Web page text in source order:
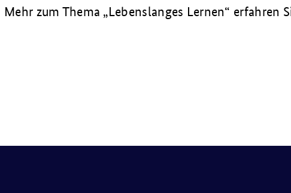
Mehr zum Thema „Lebenslanges Lernen“ erfahren